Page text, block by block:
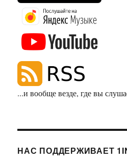
...и вообще везде, где вы
НАС ПОДДЕРЖИВАЕТ